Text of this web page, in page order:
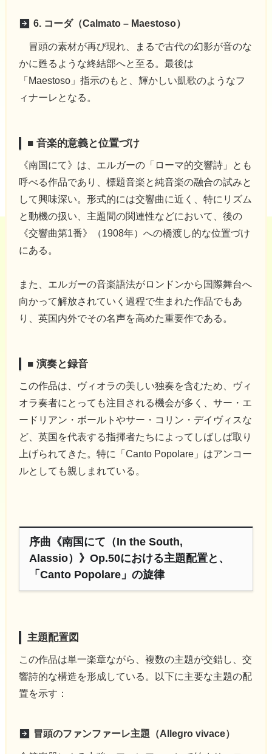
6. コーダ（Calmato – Maestoso）
冒頭の素材が再び現れ、まるで古代の幻影が音のな
かに甦るような終結部へと至る。最後は
「Maestoso」指示のもと、輝かしい凱歌のようなフ
ィナーレとなる。
■ 音楽的意義と位置づけ
《南国にて》は、エルガーの「ローマ的交響詩」とも
呼べる作品であり、標題音楽と純音楽の融合の試みと
して興味深い。形式的には交響曲に近く、特にリズム
と動機の扱い、主題間の関連性などにおいて、後の
《交響曲第1番》（1908年）への橋渡し的な位置づけ
にある。
また、エルガーの音楽語法がロンドンから国際舞台へ
向かって解放されていく過程で生まれた作品でもあ
り、英国内外でその名声を高めた重要作である。
■ 演奏と録音
この作品は、ヴィオラの美しい独奏を含むため、ヴィ
オラ奏者にとっても注目される機会が多く、サー・エ
ードリアン・ボールトやサー・コリン・デイヴィスな
ど、英国を代表する指揮者たちによってしばしば取り
上げられてきた。特に「Canto Popolare」はアンコー
ルとしても親しまれている。
序曲《南国にて（In the South,
Alassio）》Op.50における主題配置と、
「Canto Popolare」の旋律
主題配置図
この作品は単一楽章ながら、複数の主題が交錯し、交
響詩的な構造を形成している。以下に主要な主題の配
置を示す：
冒頭のファンファーレ主題（Allegro vivace）